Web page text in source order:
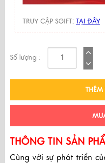
TRUY CẬP SGIFT: TẠI ĐÂY
Số lượng :
THÔNG TIN SẢN
Cùng với sự phát triển